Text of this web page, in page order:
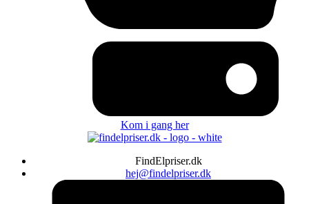
Kom i gang her
FindElpriser.dk
hej@findelpriser.dk